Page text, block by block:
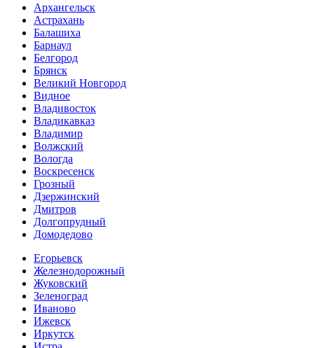
Архангельск
Астрахань
Балашиха
Барнаул
Белгород
Брянск
Великий Новгород
Видное
Владивосток
Владикавказ
Владимир
Волжский
Вологда
Воскресенск
Грозный
Дзержинский
Дмитров
Долгопрудный
Домодедово
Егорьевск
Железнодорожный
Жуковский
Зеленоград
Иваново
Ижевск
Иркутск